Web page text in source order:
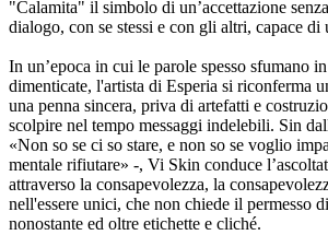
"Calamita" il simbolo di un’accettazione
dialogo, con se stessi e con gli altri, capace
In un’epoca in cui le parole spesso sfumano
dimenticate, l'artista di Esperia si riconferma
una penna sincera, priva di artefatti e
scolpire nel tempo messaggi indelebili. Sin
«Non so se ci so stare, e non so se voglio
mentale rifiutare» -, Vi Skin conduce
attraverso la consapevolezza, la
nell'essere unici, che non chiede il permesso
nonostante ed oltre etichette e cliché.